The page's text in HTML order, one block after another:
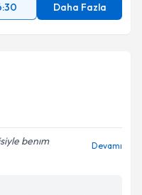
Daha Fazla
benım
Devamı